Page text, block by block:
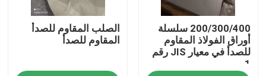
معلومات عنا
جولة في المعمل
200/300/400 سلسلة
أوراق الفولاذ المقاوم
للصدأ في معيار JIS رقم
1
الصلب المقاوم للصدأ
المقاوم للصدأ